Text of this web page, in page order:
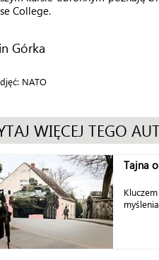
College.
Górka
NATO
WIĘCEJ TEGO
Tajna